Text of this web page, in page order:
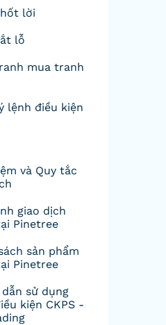
lời
lỗ
mua tranh
lệnh điều kiện
và Quy tắc
giao dịch
Pinetree
sản phẩm
Pinetree
sử dụng
kiện CKPS -